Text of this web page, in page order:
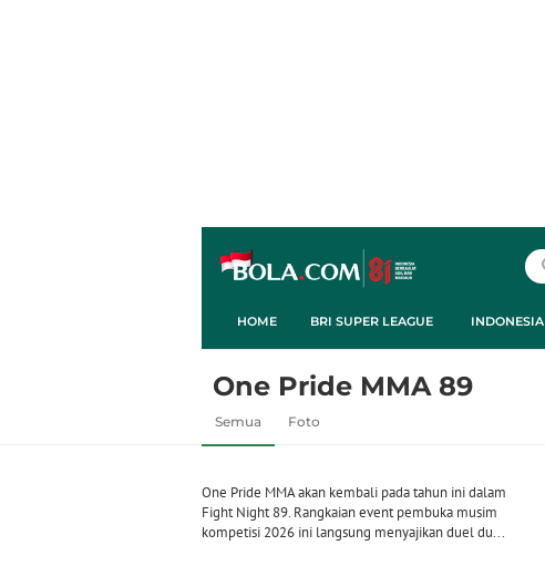
HOME BRI SUPER LEAGUE INDONESIA
One Pride MMA 89
Semua Foto
One Pride MMA akan kembali pada tahun ini dalam
Fight Night 89. Rangkaian event pembuka musim
kompetisi 2026 ini langsung menyajikan duel du...